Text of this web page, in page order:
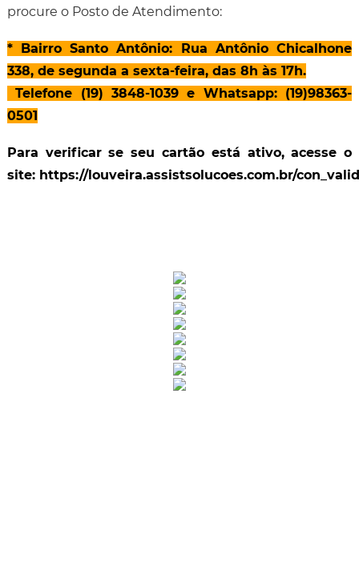
procure o Posto de Atendimento:
* Bairro Santo Antônio: Rua Antônio Chicalhone
338, de segunda a sexta-feira, das 8h às 17h.
Telefone (19) 3848-1039 e Whatsapp: (19)98363-
0501
Para verificar se seu cartão está ativo, acesse o
site: https://louveira.assistsolucoes.com.br/